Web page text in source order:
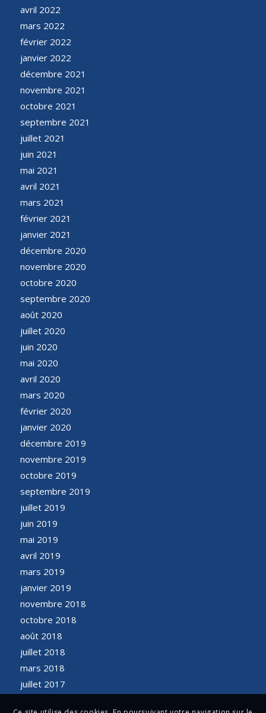
avril 2022
mars 2022
février 2022
janvier 2022
décembre 2021
novembre 2021
octobre 2021
septembre 2021
juillet 2021
juin 2021
mai 2021
avril 2021
mars 2021
février 2021
janvier 2021
décembre 2020
novembre 2020
octobre 2020
septembre 2020
août 2020
juillet 2020
juin 2020
mai 2020
avril 2020
mars 2020
février 2020
janvier 2020
décembre 2019
novembre 2019
octobre 2019
septembre 2019
juillet 2019
juin 2019
mai 2019
avril 2019
mars 2019
janvier 2019
novembre 2018
octobre 2018
août 2018
juillet 2018
mars 2018
juillet 2017